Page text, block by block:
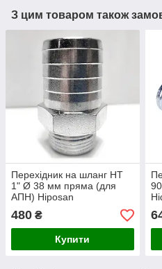
З цим товаром також
Перехідник на шланг НТ
1" Ø 38 мм пряма (для
АПН) Hiposan
480 ₴
Купити